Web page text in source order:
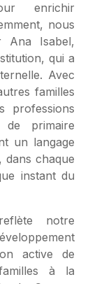
enrichir
nous
Ana Isabel,
qui a
Avec
familles
professions
primaire
un langage
dans chaque
instant du
notre
active de
à la